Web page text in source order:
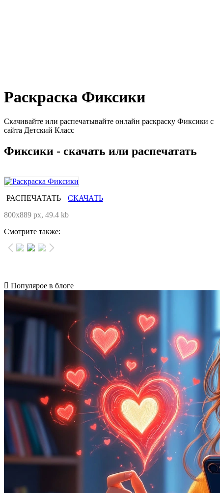
Раскраска Фиксики
Скачивайте или распечатывайте онлайн раскраску Фиксики с
сайта Детский Класс
Фиксики - скачать или распечатать
РАСПЕЧАТАТЬ
СКАЧАТЬ
800x889 px, 49.4 kb
Смотрите также:
Популярое в блоге